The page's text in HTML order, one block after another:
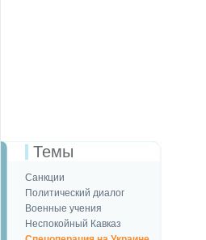
Темы
Санкции
Политический диалог
Военные учения
Неспокойный Кавказ